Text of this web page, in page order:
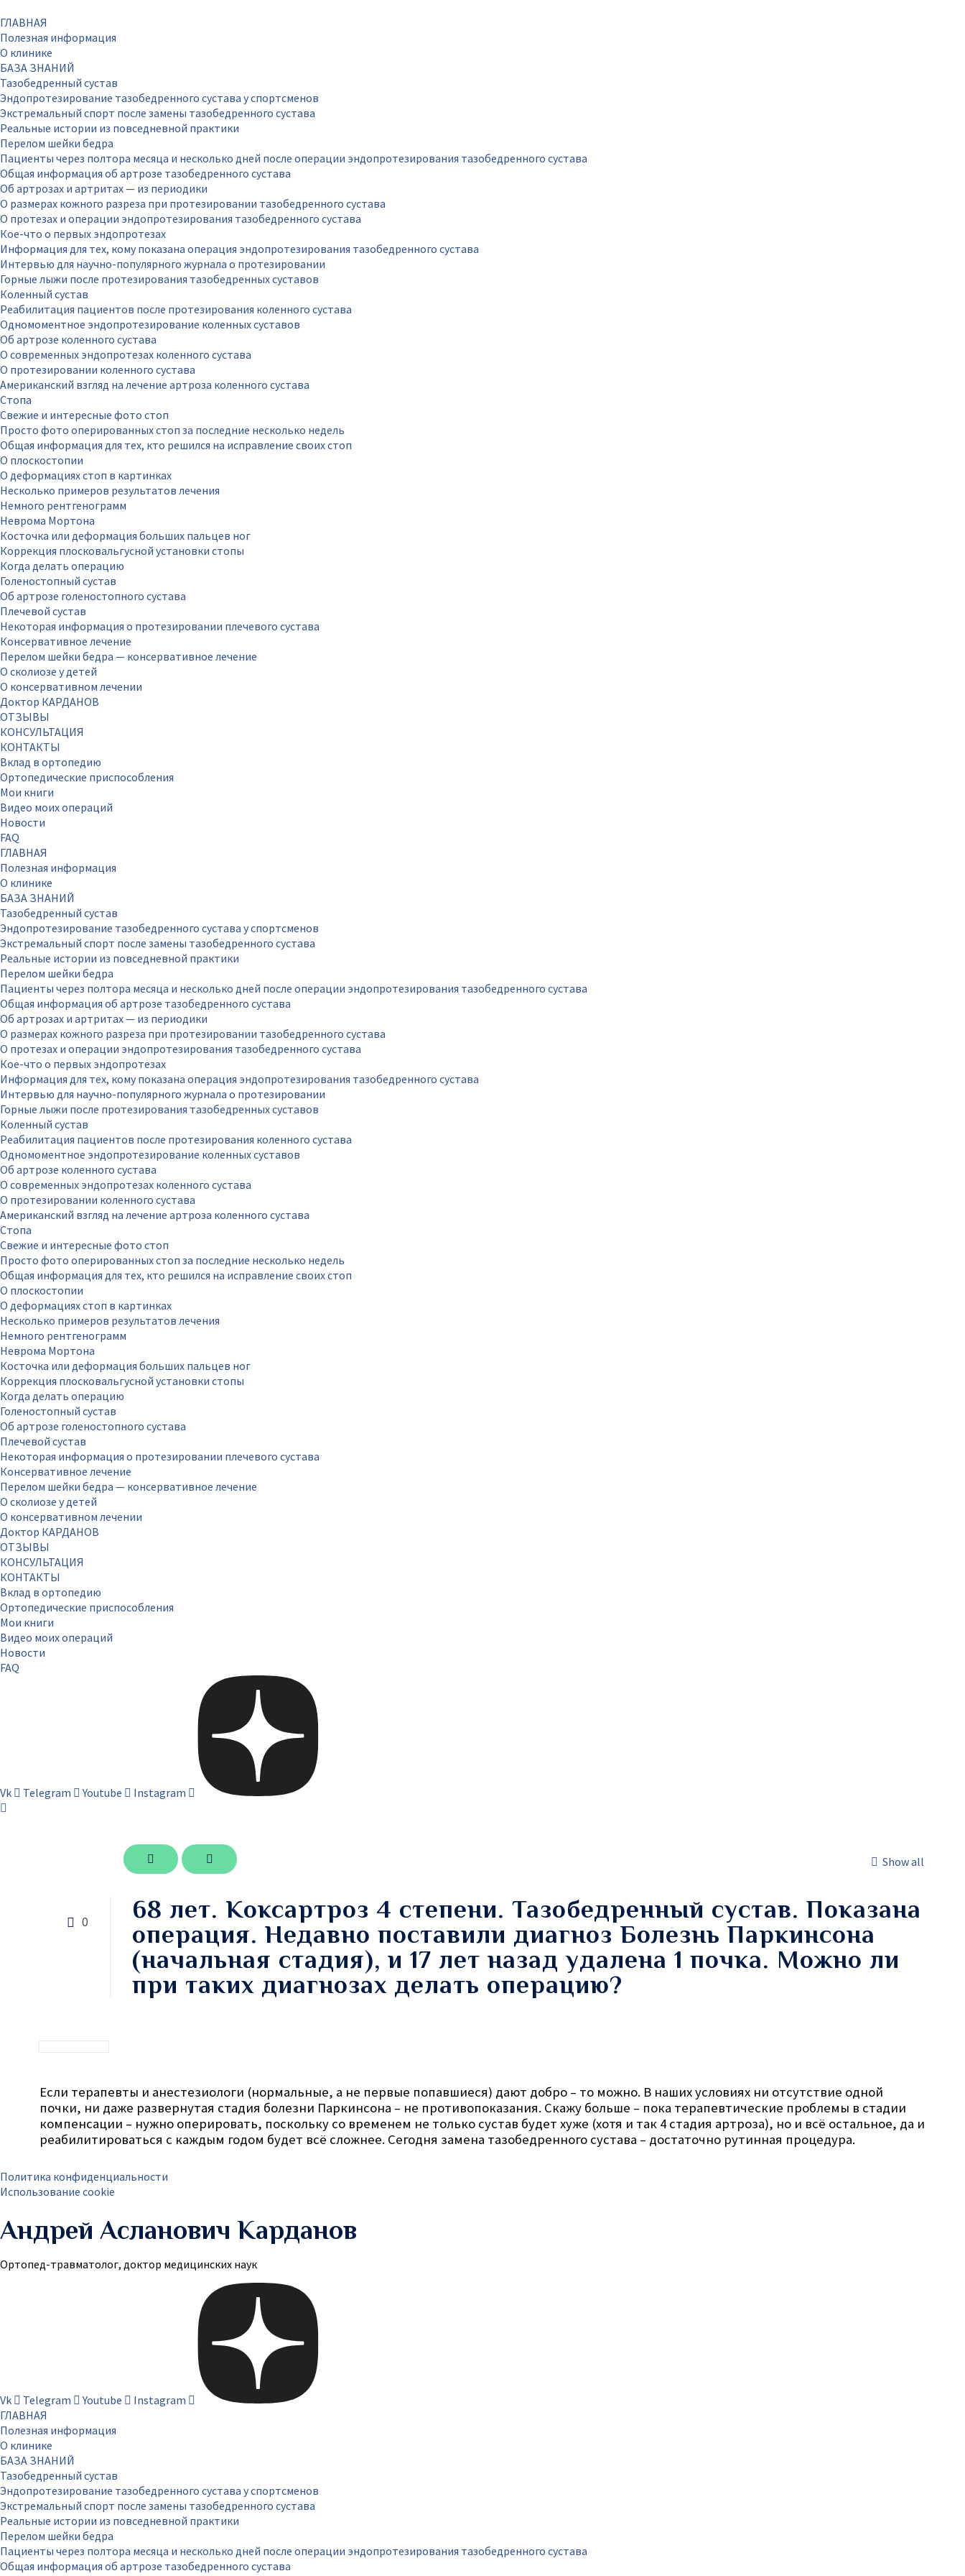
ГЛАВНАЯ
Полезная информация
О клинике
БАЗА ЗНАНИЙ
Тазобедренный сустав
Эндопротезирование тазобедренного сустава у спортсменов
Экстремальный спорт после замены тазобедренного сустава
Реальные истории из повседневной практики
Перелом шейки бедра
Пациенты через полтора месяца и несколько дней после операции эндопротезирования тазобедренного сустава
Общая информация об артрозе тазобедренного сустава
Об артрозах и артритах — из периодики
О размерах кожного разреза при протезировании тазобедренного сустава
О протезах и операции эндопротезирования тазобедренного сустава
Кое-что о первых эндопротезах
Информация для тех, кому показана операция эндопротезирования тазобедренного сустава
Интервью для научно-популярного журнала о протезировании
Горные лыжи после протезирования тазобедренных суставов
Коленный сустав
Реабилитация пациентов после протезирования коленного сустава
Одномоментное эндопротезирование коленных суставов
Об артрозе коленного сустава
О современных эндопротезах коленного сустава
О протезировании коленного сустава
Американский взгляд на лечение артроза коленного сустава
Стопа
Свежие и интересные фото стоп
Просто фото оперированных стоп за последние несколько недель
Общая информация для тех, кто решился на исправление своих стоп
О плоскостопии
О деформациях стоп в картинках
Несколько примеров результатов лечения
Немного рентгенограмм
Неврома Мортона
Косточка или деформация больших пальцев ног
Коррекция плосковальгусной установки стопы
Когда делать операцию
Голеностопный сустав
Об артрозе голеностопного сустава
Плечевой сустав
Некоторая информация о протезировании плечевого сустава
Консервативное лечение
Перелом шейки бедра — консервативное лечение
О сколиозе у детей
О консервативном лечении
Доктор КАРДАНОВ
ОТЗЫВЫ
КОНСУЛЬТАЦИЯ
КОНТАКТЫ
Вклад в ортопедию
Ортопедические приспособления
Мои книги
Видео моих операций
Новости
FAQ
ГЛАВНАЯ
Полезная информация
О клинике
БАЗА ЗНАНИЙ
Тазобедренный сустав
Эндопротезирование тазобедренного сустава у спортсменов
Экстремальный спорт после замены тазобедренного сустава
Реальные истории из повседневной практики
Перелом шейки бедра
Пациенты через полтора месяца и несколько дней после операции эндопротезирования тазобедренного сустава
Общая информация об артрозе тазобедренного сустава
Об артрозах и артритах — из периодики
О размерах кожного разреза при протезировании тазобедренного сустава
О протезах и операции эндопротезирования тазобедренного сустава
Кое-что о первых эндопротезах
Информация для тех, кому показана операция эндопротезирования тазобедренного сустава
Интервью для научно-популярного журнала о протезировании
Горные лыжи после протезирования тазобедренных суставов
Коленный сустав
Реабилитация пациентов после протезирования коленного сустава
Одномоментное эндопротезирование коленных суставов
Об артрозе коленного сустава
О современных эндопротезах коленного сустава
О протезировании коленного сустава
Американский взгляд на лечение артроза коленного сустава
Стопа
Свежие и интересные фото стоп
Просто фото оперированных стоп за последние несколько недель
Общая информация для тех, кто решился на исправление своих стоп
О плоскостопии
О деформациях стоп в картинках
Несколько примеров результатов лечения
Немного рентгенограмм
Неврома Мортона
Косточка или деформация больших пальцев ног
Коррекция плосковальгусной установки стопы
Когда делать операцию
Голеностопный сустав
Об артрозе голеностопного сустава
Плечевой сустав
Некоторая информация о протезировании плечевого сустава
Консервативное лечение
Перелом шейки бедра — консервативное лечение
О сколиозе у детей
О консервативном лечении
Доктор КАРДАНОВ
ОТЗЫВЫ
КОНСУЛЬТАЦИЯ
КОНТАКТЫ
Вклад в ортопедию
Ортопедические приспособления
Мои книги
Видео моих операций
Новости
FAQ
Vk Telegram Youtube Instagram
Show all
0
68 лет. Коксартроз 4 степени. Тазобедренный сустав. Показана
операция. Недавно поставили диагноз Болезнь Паркинсона
(начальная стадия), и 17 лет назад удалена 1 почка. Можно ли
при таких диагнозах делать операцию?
Если терапевты и анестезиологи (нормальные, а не первые попавшиеся) дают добро – то можно. В наших условиях ни отсутствие одной
почки, ни даже развернутая стадия болезни Паркинсона – не противопоказания. Скажу больше – пока терапевтические проблемы в стадии
компенсации – нужно оперировать, поскольку со временем не только сустав будет хуже (хотя и так 4 стадия артроза), но и всё остальное, да и
реабилитироваться с каждым годом будет всё сложнее. Сегодня замена тазобедренного сустава – достаточно рутинная процедура.
Политика конфиденциальности
Использование cookie
Андрей Асланович Карданов
Ортопед-травматолог, доктор медицинских наук
Vk Telegram Youtube
Instagram
ГЛАВНАЯ
Полезная информация
О клинике
БАЗА ЗНАНИЙ
Тазобедренный сустав
Эндопротезирование тазобедренного сустава у спортсменов
Экстремальный спорт после замены тазобедренного сустава
Реальные истории из повседневной практики
Перелом шейки бедра
Пациенты через полтора месяца и несколько дней после операции эндопротезирования тазобедренного сустава
Общая информация об артрозе тазобедренного сустава